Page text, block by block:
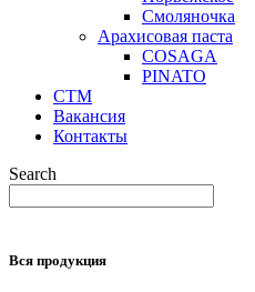
Смоляночка
Арахисовая паста
COSAGA
PINATO
СТМ
Вакансия
Контакты
Search
Вся продукция